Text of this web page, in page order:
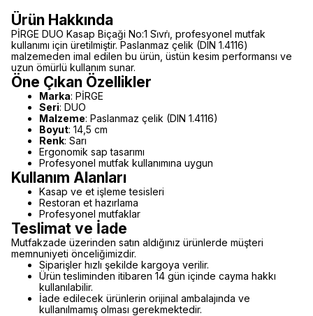
Ürün Hakkında
PİRGE DUO Kasap Biçaği No:1 Si̇vri̇, profesyonel mutfak
kullanımı için üretilmiştir. Paslanmaz çelik (DIN 1.4116)
malzemeden imal edilen bu ürün, üstün kesim performansı ve
uzun ömürlü kullanım sunar.
Öne Çıkan Özellikler
Marka: PİRGE
Seri: DUO
Malzeme: Paslanmaz çelik (DIN 1.4116)
Boyut: 14,5 cm
Renk: Sarı
Ergonomik sap tasarımı
Profesyonel mutfak kullanımına uygun
Kullanım Alanları
Kasap ve et işleme tesisleri
Restoran et hazırlama
Profesyonel mutfaklar
Teslimat ve İade
Mutfakzade üzerinden satın aldığınız ürünlerde müşteri
memnuniyeti önceliğimizdir.
Siparişler hızlı şekilde kargoya verilir.
Ürün tesliminden itibaren 14 gün içinde cayma hakkı
kullanılabilir.
İade edilecek ürünlerin orijinal ambalajında ve
kullanılmamış olması gerekmektedir.